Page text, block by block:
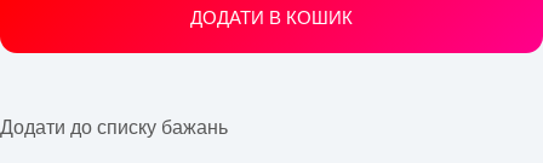
ДОДАТИ В КОШИК
Додати до списку бажань